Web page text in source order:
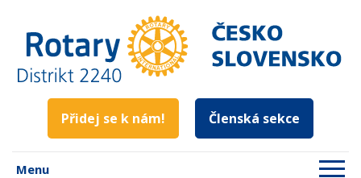
Přidej se k nám! Členská sekce
Menu